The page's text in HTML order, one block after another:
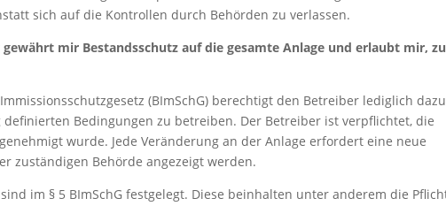
sich auf die Kontrollen durch Behörden zu verlassen.
mir Bestandsschutz auf die gesamte Anlage und erlaubt mir, zu
(BImSchG) berechtigt den Betreiber lediglich
Bedingungen zu betreiben. Der Betreiber ist verpflichtet, die
wurde. Jede Veränderung an der Anlage erfordert eine neue
zuständigen Behörde angezeigt werden.
im § 5 BImSchG festgelegt. Diese beinhalten unter anderem die